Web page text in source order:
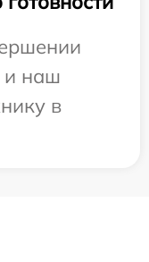
и наш
в